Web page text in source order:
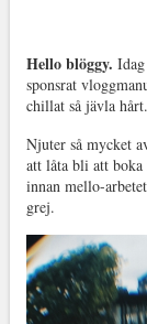
Hello blöggy.
sponsrat
chillat så jävla
Njuter så mycket
att låta bli att
innan mello-
grej.